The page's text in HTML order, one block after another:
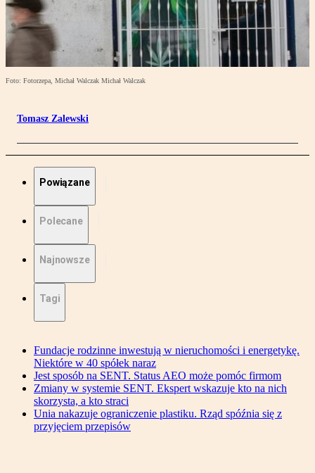
Foto: Fotorzepa, Michał Walczak Michał Walczak
Tomasz Zalewski
Powiązane
Polecane
Najnowsze
Tagi
Fundacje rodzinne inwestują w nieruchomości i energetykę.
Niektóre w 40 spółek naraz
Jest sposób na SENT. Status AEO może pomóc firmom
Zmiany w systemie SENT. Ekspert wskazuje kto na nich
skorzysta, a kto straci
Unia nakazuje ograniczenie plastiku. Rząd spóźnia się z
przyjęciem przepisów